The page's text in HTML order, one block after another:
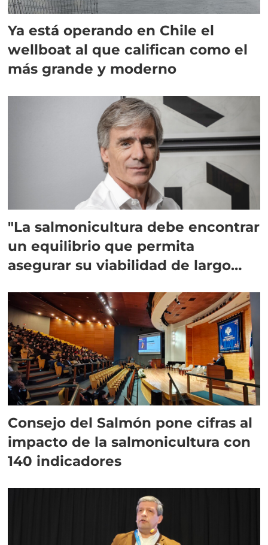
Ya está operando en Chile el
wellboat al que califican como el
más grande y moderno
"La salmonicultura debe encontrar
un equilibrio que permita
asegurar su viabilidad de largo
Consejo del Salmón pone cifras al
impacto de la salmonicultura con
140 indicadores